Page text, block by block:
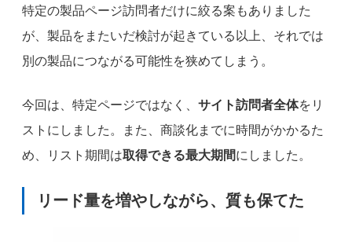
特定の製品ページ訪問者だけに絞る案もありました
が、製品をまたいだ検討が起きている以上、それでは
別の製品につながる可能性を狭めてしまう。
今回は、特定ページではなく、 サイト訪問者全体をリ
ストにしました。また、商談化までに時間がかかるた
め、リスト期間は取得できる最大期間にしました。
リード量を増やしながら、質も保てた